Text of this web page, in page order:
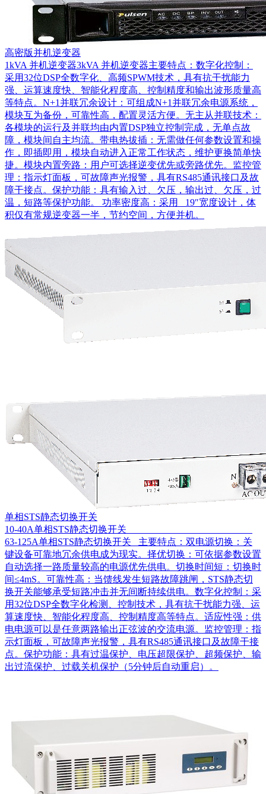
高密版并机逆变器
1kVA 并机逆变器3kVA 并机逆变器主要特点：数字化控制：
采用32位DSP全数字化、高频SPWM技术，具有抗干扰能力
强、运算速度快、智能化程度高、控制精度和输出波形质量高
等特点。N+1并联冗余设计：可组成N+1并联冗余电源系统，
模块互为备份，可靠性高，配置灵活方便。无主从并联技术：
各模块的运行及并联均由内置DSP独立控制完成，无单点故
障，模块间自主均流。带电热拔插：无需做任何参数设置和操
作，即插即用，模块自动进入正常工作状态，维护更换简单快
捷。模块内置旁路：用户可选择逆变优先或旁路优先。监控管
理：指示灯面板，可故障声光报警，具有RS485通讯接口及故
障干接点。保护功能：具有输入过、欠压，输出过、欠压，过
温，短路等保护功能。 功率密度高：采用 19″宽度设计，体
积仅有常规逆变器一半，节约空间，方便并机。
单相STS静态切换开关
10-40A单相STS静态切换开关
63-125A单相STS静态切换开关 主要特点：双电源切换：关
键设备可靠地冗余供电成为现实。择优切换：可依据参数设置
自动选择一路质量较高的电源优先供电。切换时间短：切换时
间≤4mS。可靠性高：当馈线发生短路故障跳闸，STS静态切
换开关能够承受短路冲击并无间断持续供电。数字化控制：采
用32位DSP全数字化检测、控制技术，具有抗干扰能力强、运
算速度快、智能化程度高、控制精度高等特点。适应性强：供
电电源可以是任意两路输出正弦波的交流电源。监控管理：指
示灯面板，可故障声光报警，具有RS485通讯接口及故障干接
点。保护功能：具有过温保护、电压超限保护、超频保护、输
出过流保护、过载关机保护（5分钟后自动重启）。